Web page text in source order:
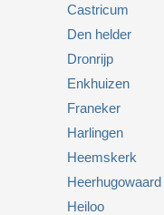
Castricum
Den helder
Dronrijp
Enkhuizen
Franeker
Harlingen
Heemskerk
Heerhugowaard
Heiloo